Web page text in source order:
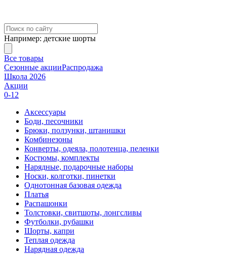
Например: детские шорты
Все товары
Сезонные акцииРаспродажа
Школа 2026
Акции
0-12
Аксессуары
Боди, песочники
Брюки, ползунки, штанишки
Комбинезоны
Конверты, одеяла, полотенца, пеленки
Костюмы, комплекты
Нарядные, подарочные наборы
Носки, колготки, пинетки
Однотонная базовая одежда
Платья
Распашонки
Толстовки, свитшоты, лонгсливы
Футболки, рубашки
Шорты, капри
Теплая одежда
Нарядная одежда